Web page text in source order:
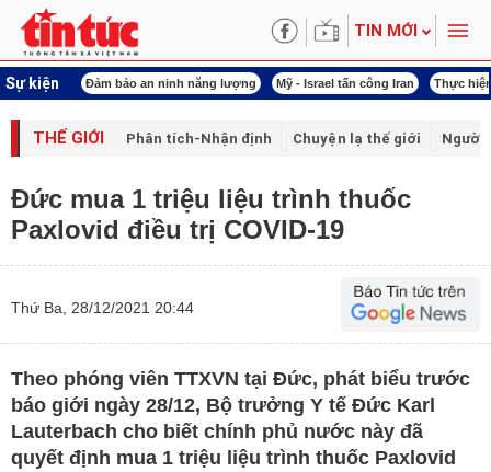
TIN MỚI
Sự kiện
khóa XVI Đảm bảo an ninh năng lượng Mỹ - Israel tấn công Iran Thực
THẾ GIỚI Phân tích-Nhận định Chuyện lạ thế giới Người
Đức mua 1 triệu liệu trình thuốc
Paxlovid điều trị COVID-19
Thứ Ba, 28/12/2021 20:44
Theo phóng viên TTXVN tại Đức, phát biểu trước
báo giới ngày 28/12, Bộ trưởng Y tế Đức Karl
Lauterbach cho biết chính phủ nước này đã
quyết định mua 1 triệu liệu trình thuốc Paxlovid